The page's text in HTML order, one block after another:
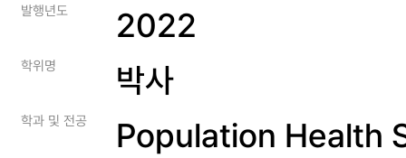
발행년도 2022
학위명 박사
학과 및 전공 Population Health